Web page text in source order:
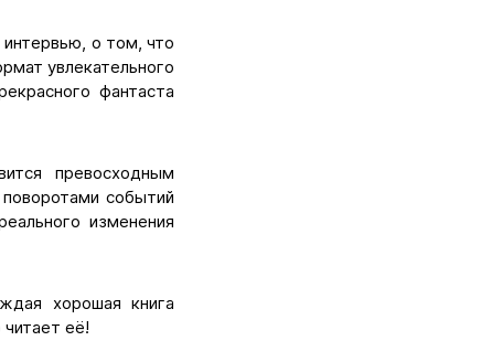
о том, что
увлекательного
фантаста
превосходным
событий
изменения
хорошая книга
её!